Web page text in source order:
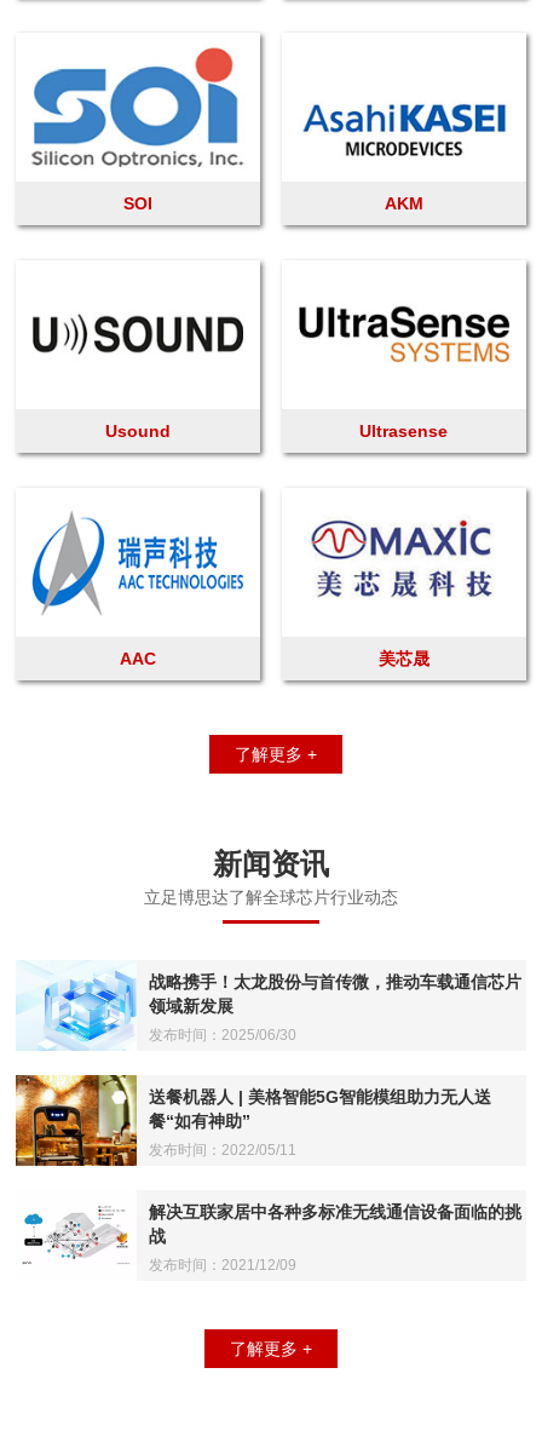
SOI AKM
Usound Ultrasense
AAC 美芯晟
了解更多 +
新闻资讯
立足博思达了解全球芯片行业动态
战略携手！太龙股份与首传微，推动车载通信芯片
领域新发展
发布时间：2025/06/30
送餐机器人 | 美格智能5G智能模组助力无人送
餐“如有神助”
发布时间：2022/05/11
解决互联家居中各种多标准无线通信设备面临的挑
战
发布时间：2021/12/09
了解更多 +